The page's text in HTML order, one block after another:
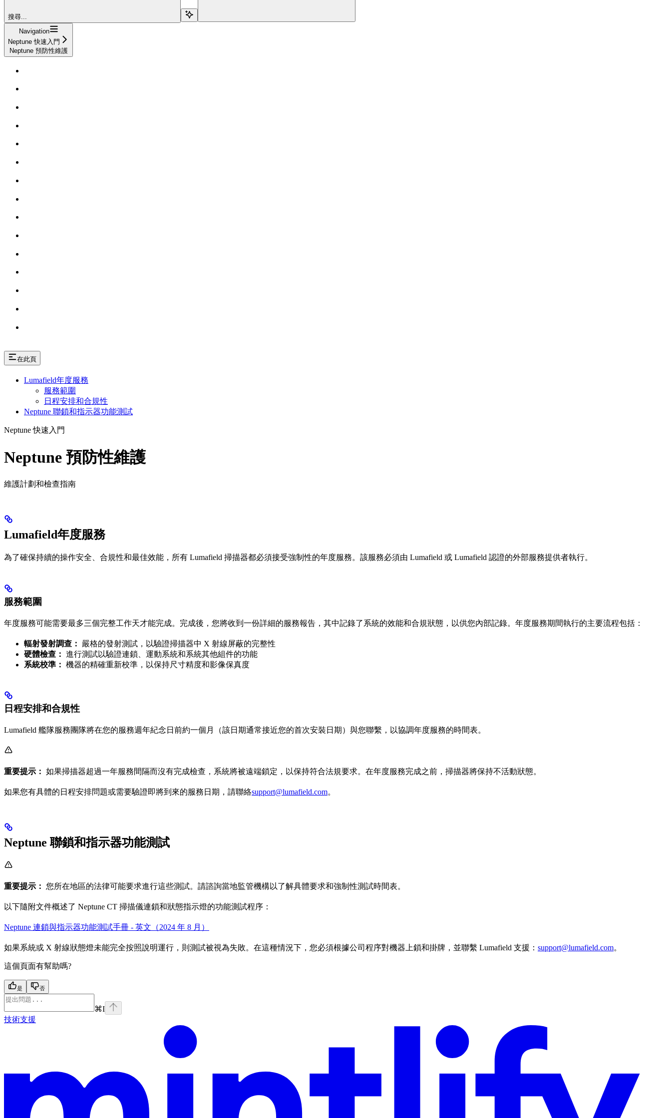
搜尋...
Navigation
Neptune 快速入門
Neptune 預防性維護
在此頁
Lumafield年度服務
服務範圍
日程安排和合規性
Neptune 聯鎖和指示器功能測試
Neptune 快速入門
Neptune 預防性維護
維護計劃和檢查指南
Lumafield年度服務
為了確保持續的操作安全、合規性和最佳效能，所有 Lumafield 掃描器都必須接受強制性的年度服務。該服務必須由 Lumafield 或 Lumafield 認證的外部服務提供者執行。
服務範圍
年度服務可能需要最多三個完整工作天才能完成。完成後，您將收到一份詳細的服務報告，其中記錄了系統的效能和合規狀態，以供您內部記錄。年度服務期間執行的主要流程包括：
輻射發射調查：
嚴格的發射測試，以驗證掃描器中 X 射線屏蔽的完整性
硬體檢查： 進行測試以驗證連鎖、運動系統和系統其他組件的功能
系統校準： 機器的精確重新校準，以保持尺寸精度和影像保真度
日程安排和合規性
Lumafield 艦隊服務團隊將在您的服務週年紀念日前約一個月（該日期通常接近您的首次安裝日期）與您聯繫，以協調年度服務的時間表。
重要提示： 如果掃描器超過一年服務間隔而沒有完成檢查，系統將被遠端鎖定，以保持符合法規要求。在年度服務完成之前，掃描器將保持不活動狀態。
如果您有具體的日程安排問題或需要驗證即將到來的服務日期，請聯絡support@lumafield.com。
Neptune 聯鎖和指示器功能測試
重要提示： 您所在地區的法律可能要求進行這些測試。請諮詢當地監管機構以了解具體要求和強制性測試時間表。
以下隨附文件概述了 Neptune CT 掃描儀連鎖和狀態指示燈的功能測試程序：
Neptune 連鎖與指示器功能測試手冊 - 英文（2024 年 8 月）
如果系統或 X 射線狀態燈未能完全按照說明運行，則測試被視為失敗。在這種情況下，您必須根據公司程序對機器上鎖和掛牌，並聯繫 Lumafield 支援： support@lumafield.com。
這個頁面有幫助嗎?
是 否
⌘I
技術支援